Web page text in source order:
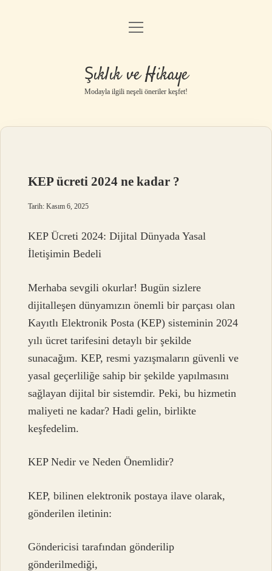
Gizlilik Politikası
Yasal Uyarı
menüyü
Şıklık ve Hikaye
Modayla ilgili neşeli öneriler keşfet!
KEP ücreti 2024 ne kadar ?
Tarih: Kasım 6, 2025
KEP Ücreti 2024: Dijital Dünyada Yasal
İletişimin Bedeli
Merhaba sevgili okurlar! Bugün sizlere
dijitalleşen dünyamızın önemli bir parçası olan
Kayıtlı Elektronik Posta (KEP) sisteminin 2024
yılı ücret tarifesini detaylı bir şekilde
sunacağım. KEP, resmi yazışmaların güvenli ve
yasal geçerliliğe sahip bir şekilde yapılmasını
sağlayan dijital bir sistemdir. Peki, bu hizmetin
maliyeti ne kadar? Hadi gelin, birlikte
keşfedelim.
KEP Nedir ve Neden Önemlidir?
KEP, bilinen elektronik postaya ilave olarak,
gönderilen iletinin:
Göndericisi tarafından gönderilip
gönderilmediği,